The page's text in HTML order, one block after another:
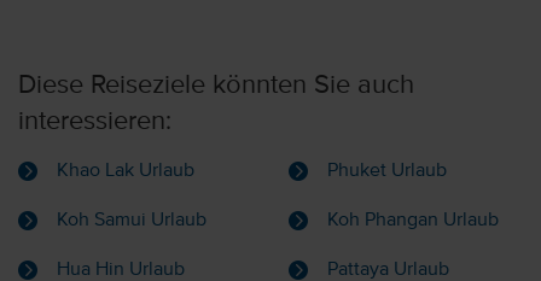
Diese Reiseziele könnten Sie auch
interessieren:
Khao Lak Urlaub Phuket Urlaub
Koh Samui Urlaub Koh Phangan Urlaub
Hua Hin Urlaub Pattaya Urlaub